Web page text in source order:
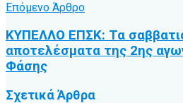
Επόμενο Άρθρο
ΚΥΠΕΛΛΟ ΕΠΣΚ: Τα
αποτελέσματα της 2ης
Φάσης
ΣχετικάΆρθρα